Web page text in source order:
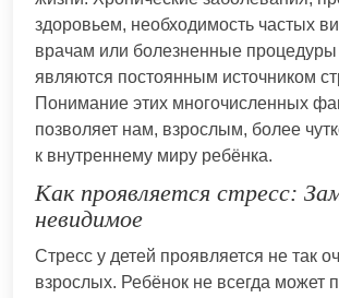
здоровьем, необходимость частых
врачам или болезненные
являются постоянным источником
Понимание этих многочисленных
позволяет нам, взрослым, более
к внутреннему миру ребёнка.
Как проявляется стресс:
невидимое
Стресс у детей проявляется не так
взрослых. Ребёнок не всегда может